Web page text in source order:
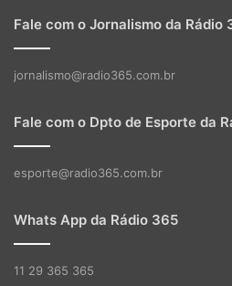
Fale com o Jornalismo da Rádio
jornalismo@radio365.com.br
Fale com o Dpto de Esporte da
esporte@radio365.com.br
Whats App da Rádio 365
11 29 365 365